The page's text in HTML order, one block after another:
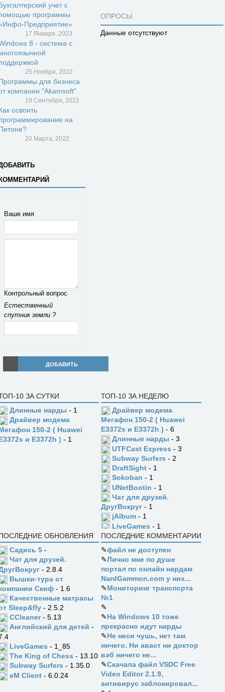
учет с
программы
Предприятие»
17 Января, 2023
8 - система с
25 Ноября, 2022
для бизнеса
компании "Akamsoft"
19 Сентября, 2022
освоить
на
20 Марта, 2022
Ваше имя
Контрольный вопрос
Естественный
спутник земли ?
ДОБАВИТЬ
ОПРОСЫ
Данные отсутствуют
10 ЗА СУТКИ
Длинные нарды - 1
Драйвер модема
150-2 ( Huawei
и E3372h ) - 1
ТОП-10 ЗА НЕДЕЛЮ
Драйвер модема
Мегафон 150-2 ( Huawei
E3372s и E3372h ) - 6
Длинные нарды - 3
UTFCast Express - 3
Subway Surfers - 2
DraftSight - 1
Sokoban - 1
UNetBootin - 1
Чат для друзей.
ДругВокруг - 1
jAlbum - 1
LiveGames - 1
ОБНОВЛЕНИЯ
Садись 5 -
Чат для друзей.
- 2.8.4
Вышки-тура от
Скиф - 1.6
Качественные матрасы
Sleep&fly - 2.5.2
CCleaner- 5.13
Английский для детей -
LiveGames - 1_85
The King of Chess - 13.10
Subway Surfers - 1.35.0
eM Client - 6.0.24
ПОСЛЕДНИЕ КОММЕНТАРИИ
✎файл не доступен
✎Лично мне по душе
портал по онлайн нардам
NardGammon.com у них...
✎Мониторинг транспорта
№1
✎
✎На Windows 10 тоже
прекрасно идут нарды
✎Не неси чушь, нет там
ничего. Ни аваст ни доктор
вэб ничего не...
✎Скачала файл VSDC Free
Video Editor 2.1.9,
антивирус заблокировал...